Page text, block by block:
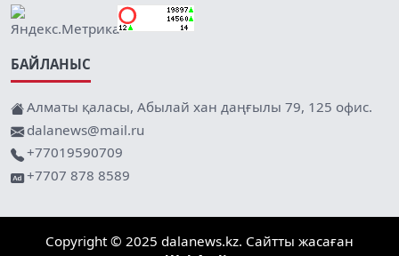
БАЙЛАНЫС
Алматы қаласы, Абылай хан даңғылы 79, 125 офис.
dalanews@mail.ru
+77019590709
+7707 878 8589
Copyright © 2025 dalanews.kz. Сайтты жасаған